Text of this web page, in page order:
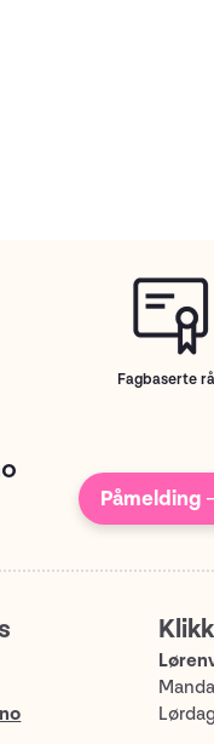
Fagbaserte
Påmelding